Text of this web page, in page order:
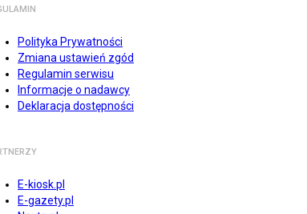
Polityka Prywatności
Zmiana ustawień zgód
Regulamin serwisu
Informacje o nadawcy
Deklaracja dostępności
E-kiosk.pl
E-gazety.pl